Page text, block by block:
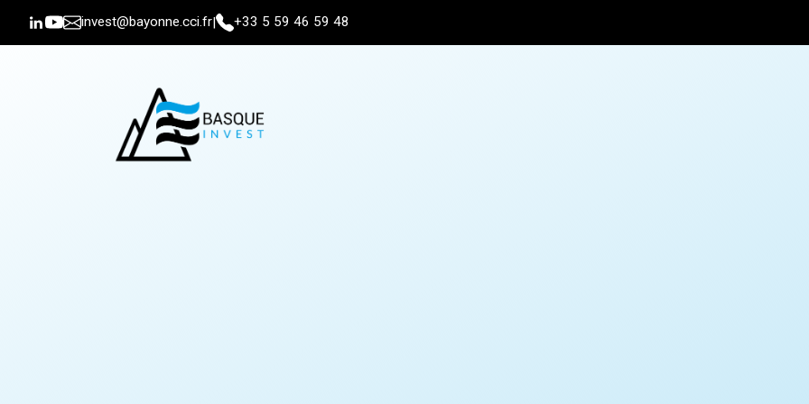
invest@bayonne.cci.fr| +33 5 59 46 59 48